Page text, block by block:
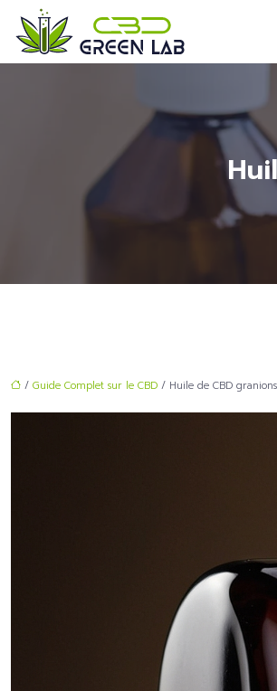
/ Guide Complet sur le CBD / Huile de CBD